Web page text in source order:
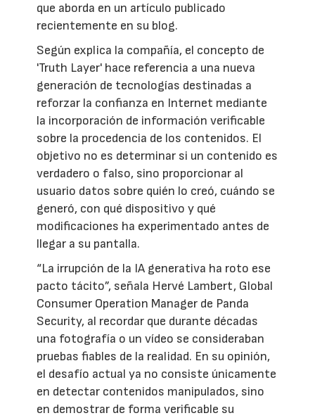
que aborda en un artículo publicado
recientemente en su blog.
Según explica la compañía, el concepto de
'Truth Layer' hace referencia a una nueva
generación de tecnologías destinadas a
reforzar la confianza en Internet mediante
la incorporación de información verificable
sobre la procedencia de los contenidos. El
objetivo no es determinar si un contenido es
verdadero o falso, sino proporcionar al
usuario datos sobre quién lo creó, cuándo se
generó, con qué dispositivo y qué
modificaciones ha experimentado antes de
llegar a su pantalla.
“La irrupción de la IA generativa ha roto ese
pacto tácito”, señala Hervé Lambert, Global
Consumer Operation Manager de Panda
Security, al recordar que durante décadas
una fotografía o un vídeo se consideraban
pruebas fiables de la realidad. En su opinión,
el desafío actual ya no consiste únicamente
en detectar contenidos manipulados, sino
en demostrar de forma verificable su